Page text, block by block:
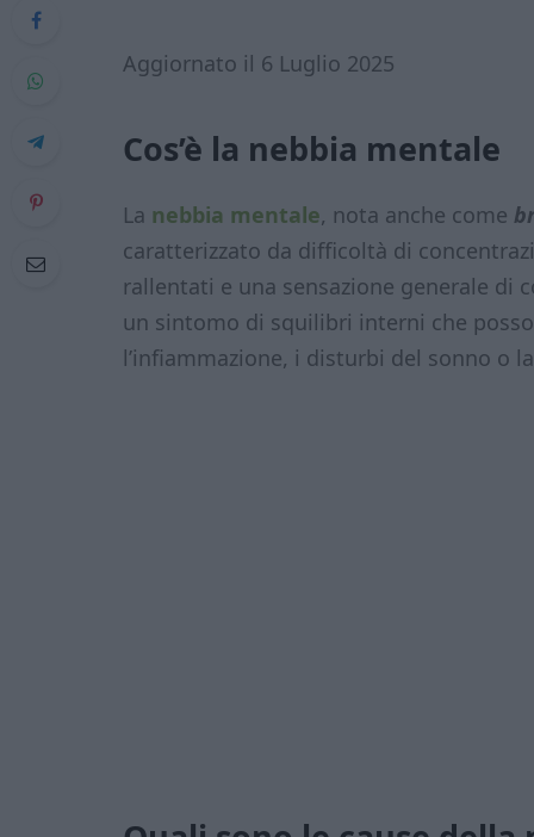
Aggiornato il 6 Luglio 2025
Cos’è la nebbia mentale
La nebbia mentale, nota anche come
caratterizzato da difficoltà di
rallentati e una sensazione generale di
un sintomo di squilibri interni che
l’infiammazione, i disturbi del sonno o